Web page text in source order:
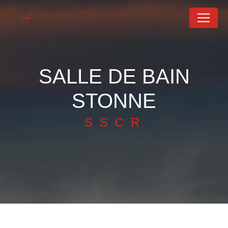
SALLE DE BAIN
STONNE
SSCR
Panneau de gestion des cookies